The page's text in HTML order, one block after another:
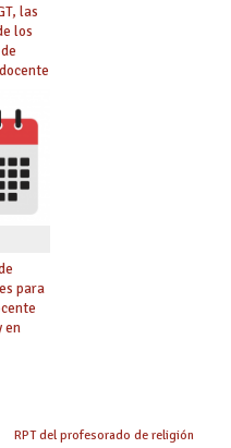
las
los
exigir
en el
para
en
RPT del profesorado de religión